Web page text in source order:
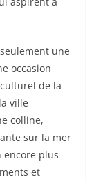
une
occasion
de la
ville
colline,
sur la mer
plus
et